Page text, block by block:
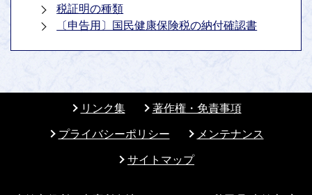
税証明の種類
〔申告用〕国民健康保険税の納付確認書
リンク集
著作権・免責事項
プライバシーポリシー
メンテナンス
サイトマップ